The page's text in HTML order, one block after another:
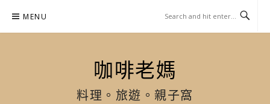
content
MENU
咖啡老媽
料理。旅遊。親子窩